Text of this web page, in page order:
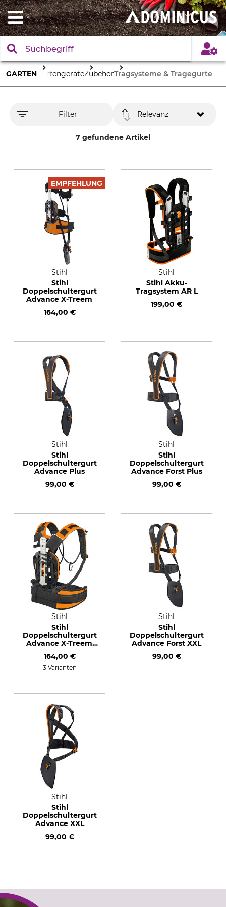
GARTEN GartengeräteZubehörTragsysteme & Tragegurte
Filter
7 gefundene Artikel
Relevanz
EMPFEHLUNG
Stihl
Stihl
Doppelschultergurt
Advance X-Treem
164,00 €
Stihl
Stihl Akku-
Tragsystem AR L
199,00 €
Stihl
Stihl
Doppelschultergurt
Advance Plus
99,00 €
Stihl
Stihl
Doppelschultergurt
Advance Forst Plus
99,00 €
Stihl
Stihl
Doppelschultergurt
Advance X-Treem
164,00 €
3 Varianten
Stihl
Stihl
Doppelschultergurt
Advance Forst XXL
99,00 €
Stihl
Stihl
Doppelschultergurt
Advance XXL
99,00 €